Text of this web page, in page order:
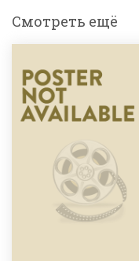
Смотреть ещё